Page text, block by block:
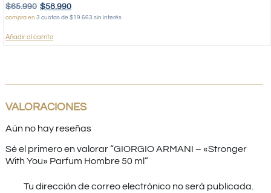
$65.990 $58.990
compra en 3 cuotas de $19.663 sin interés
Añadir al carrito
VALORACIONES
Aún no hay reseñas
Sé el primero en valorar “GIORGIO ARMANI – «Stronger
With You» Parfum Hombre 50 ml”
Tu dirección de correo electrónico no será publicada.